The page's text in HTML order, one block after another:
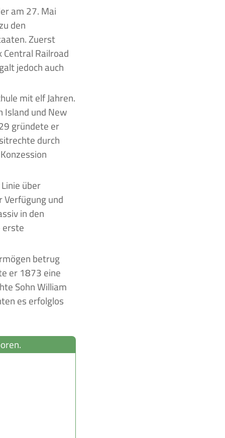
den
Zuerst
Railroad
jedoch auch
mit elf Jahren.
Island und New
gründete er
durch
über
und
in den
betrug
er 1873 eine
Sohn William
es erfolglos